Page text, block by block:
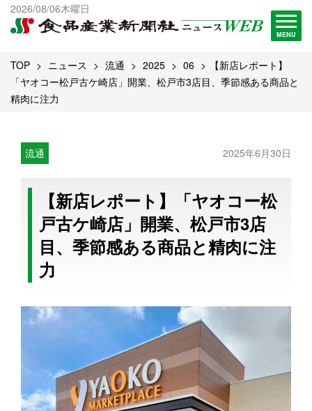
2026/08/06木曜日
MENU
出版物一覧へ
試読・購読申し込み
TOP ニュース 流通 2025 06
【新店レポート】
「ヤオコー松戸古ケ崎店」開業、松戸市3店目、季節感ある商品と
精肉に注力
流通 2025年6月30日
【新店レポート】「ヤオコー松
戸古ケ崎店」開業、松戸市3店
目、季節感ある商品と精肉に注
力